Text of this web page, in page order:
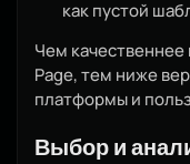
как пустой
Чем качественнее
Page, тем ниже
платформы и
Выбор и